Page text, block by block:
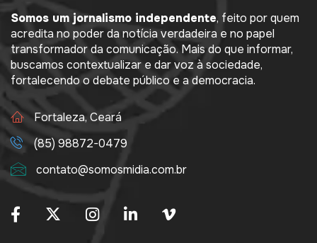
Somos um jornalismo independente, feito por quem
acredita no poder da notícia verdadeira e no papel
transformador da comunicação. Mais do que informar,
buscamos contextualizar e dar voz à sociedade,
fortalecendo o debate público e a democracia.
Fortaleza, Ceará
(85) 98872-0479
contato@somosmidia.com.br